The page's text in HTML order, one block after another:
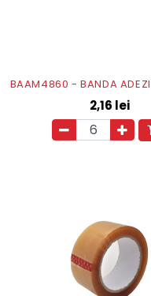
BAAM4860 - BANDA
2,16 lei